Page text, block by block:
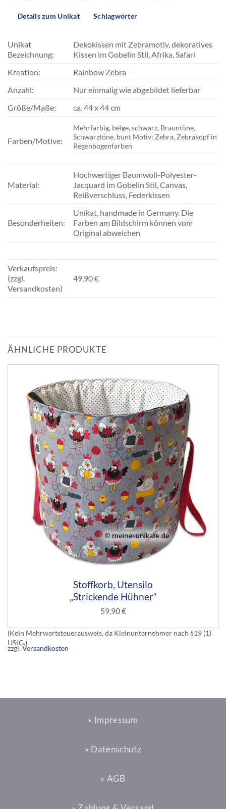
Details zum Unikat Schlagwörter
Unikat
Bezeichnung:
Dekokissen mit Zebramotiv, dekoratives
Kissen im Gobelin Stil, Afrika, Safari
Kreation:
Rainbow Zebra
Anzahl:
Nur einmalig wie abgebildet lieferbar
Größe/Maße:
ca. 44 x 44 cm
Farben/Motive:
Mehrfarbig, beige, schwarz, Brauntöne,
Schwarztöne, bunt Motiv: Zebra, Zebrakopf in
Regenbogenfarben
Material:
Hochwertiger Baumwoll-Polyester-
Jacquard im Gobelin Stil, Canvas,
Reißverschluss, Federkissen
Besonderheiten:
Unikat, handmade in Germany. Die
Farben am Bildschirm können vom
Original abweichen
Verkaufspreis:
(zzgl.
Versandkosten)
49,90 €
ÄHNLICHE PRODUKTE
Stoffkorb, Utensilo
„Strickende Hühner“
59,90€
(Kein Mehrwertsteuerausweis, da Kleinunternehmer nach §19 (1)
UStG.)
zzgl.Versandkosten
» Impressum
» Datenschutz
» AGB